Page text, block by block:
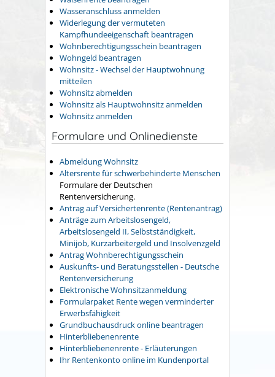
Wasseranschluss anmelden
Widerlegung der vermuteten
Kampfhundeeigenschaft beantragen
Wohnberechtigungsschein beantragen
Wohngeld beantragen
Wohnsitz - Wechsel der Hauptwohnung
mitteilen
Wohnsitz abmelden
Wohnsitz als Hauptwohnsitz anmelden
Wohnsitz anmelden
Formulare und Onlinedienste
Abmeldung Wohnsitz
Altersrente für schwerbehinderte Menschen
Formulare der Deutschen
Rentenversicherung.
Antrag auf Versichertenrente (Rentenantrag)
Anträge zum Arbeitslosengeld,
Arbeitslosengeld II, Selbstständigkeit,
Minijob, Kurzarbeitergeld und Insolvenzgeld
Antrag Wohnberechtigungsschein
Auskunfts- und Beratungsstellen - Deutsche
Rentenversicherung
Elektronische Wohnsitzanmeldung
Formularpaket Rente wegen verminderter
Erwerbsfähigkeit
Grundbuchausdruck online beantragen
Hinterbliebenenrente
Hinterbliebenenrente - Erläuterungen
Ihr Rentenkonto online im Kundenportal